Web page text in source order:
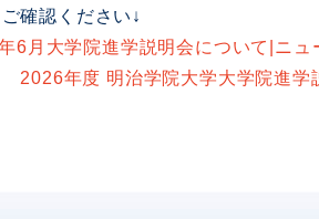
確認ください↓
6月大学院進学説明会について|ニュ
2026年度 明治学院大学大学院進